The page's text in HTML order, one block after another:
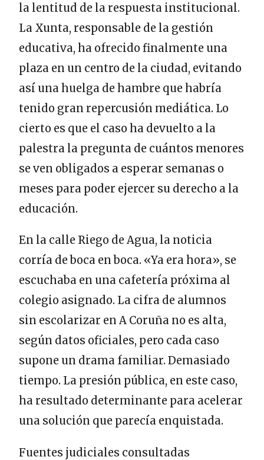
la lentitud de la respuesta institucional.
La Xunta, responsable de la gestión
educativa, ha ofrecido finalmente una
plaza en un centro de la ciudad, evitando
así una huelga de hambre que habría
tenido gran repercusión mediática. Lo
cierto es que el caso ha devuelto a la
palestra la pregunta de cuántos menores
se ven obligados a esperar semanas o
meses para poder ejercer su derecho a la
educación.
En la calle Riego de Agua, la noticia
corría de boca en boca. «Ya era hora», se
escuchaba en una cafetería próxima al
colegio asignado. La cifra de alumnos
sin escolarizar en A Coruña no es alta,
según datos oficiales, pero cada caso
supone un drama familiar. Demasiado
tiempo. La presión pública, en este caso,
ha resultado determinante para acelerar
una solución que parecía enquistada.
Fuentes judiciales consultadas